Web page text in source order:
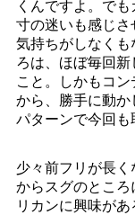
くんですよ。で
寸の迷いも感じ
気持ちがしなくも
ろは、ほぼ毎回
こと。しかもコ
から、勝手に動
パターンで今回も
少々前フリが長
からスグのところ
リカンに興味が